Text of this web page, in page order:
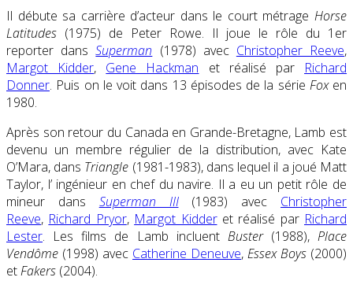
Il débute sa carrière d’acteur dans le court métrage Horse
Latitudes (1975) de Peter Rowe. Il joue le rôle du 1er
reporter dansSuperman (1978) avec Christopher Reeve,
Margot Kidder, Gene Hackman et réalisé par Richard
Donner. Puis on le voit dans 13 épisodes de la série Foxen
1980.
Après son retour du Canada en Grande-Bretagne, Lamb est
devenu un membre régulier de la distribution, avec Kate
O’Mara, dans Triangle (1981-1983), dans lequel il a joué Matt
Taylor, l’ ingénieur en chef du navire. Il a eu un petit rôle de
mineur dans Superman III(1983) avec Christopher
Reeve, Richard Pryor, Margot Kidderet réalisé par Richard
Lester. Les films de Lamb incluent Buster(1988), Place
Vendôme (1998) avec Catherine Deneuve, Essex Boys (2000)
etFakers (2004).